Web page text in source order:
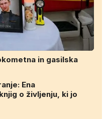
in gasilska
Ena
o življenju, ki jo